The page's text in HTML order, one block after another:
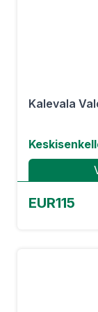
Kalevala
EUR115